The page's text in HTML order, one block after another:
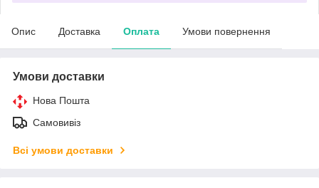
Опис Доставка Оплата Умови повернення
Умови доставки
Нова Пошта
Самовивіз
Всі умови доставки